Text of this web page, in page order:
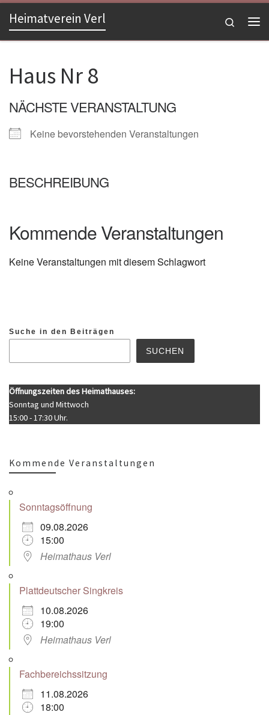
Zum Inhalt springen
Heimatverein Verl
Search
Haus Nr 8
NÄCHSTE VERANSTALTUNG
Keine bevorstehenden Veranstaltungen
BESCHREIBUNG
Kommende Veranstaltungen
Keine Veranstaltungen mit diesem Schlagwort
Suche in den Beiträgen
SUCHEN
Öffnungszeiten des Heimathauses:
Sonntag und Mittwoch
15:00 - 17:30 Uhr.
Kommende Veranstaltungen
Sonntagsöffnung
09.08.2026
15:00
Heimathaus Verl
Plattdeutscher Singkreis
10.08.2026
19:00
Heimathaus Verl
Fachbereichssitzung
11.08.2026
18:00